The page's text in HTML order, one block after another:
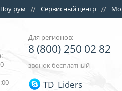
рум Сервисный центр
Для регионов:
8 (800) 250 02 82
звонок бесплатный
TD_Liders